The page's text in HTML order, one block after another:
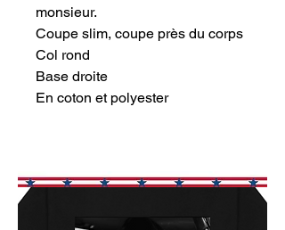
monsieur.
Coupe slim, coupe près du corps
Col rond
Base droite
En coton et polyester